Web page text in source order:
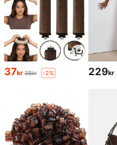
37kr 38kr -2% 229kr